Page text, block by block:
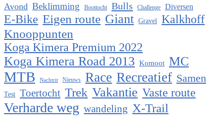
Avond Beklimming Boottocht Bulls Challenge Diversen
E-Bike Eigen route Giant Gravel Kalkhoff
Knooppunten
Koga Kimera Premium 2022
Koga Kimera Road 2013 Komoot MC
MTB Nachtrit Nieuws Race Recreatief Samen
Test Toertocht Trek Vakantie Vaste route
Verharde weg wandeling X-Trail